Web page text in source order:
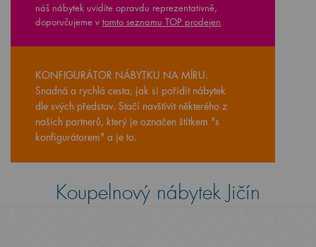
náš nábytek uvidíte opravdu reprezentativně,
doporučujeme v tomto seznamu TOP prodejen
KONFIGURÁTOR NÁBYTKU NA MÍRU.
Snadná a rychlá cesta, jak si pořídit nábytek
dle svých představ. Stačí navštívit některého z
našich partnerů, který je označen štítkem "s
konfigurátorem" a je to.
Koupelnový nábytek Jičín